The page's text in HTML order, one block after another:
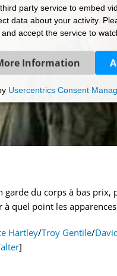
party service to embed
data about your activity.
accept the service to
Information
Usercentrics Consent
garde du corps à bas
quel point les
Hartley/Troy Gentile/
]